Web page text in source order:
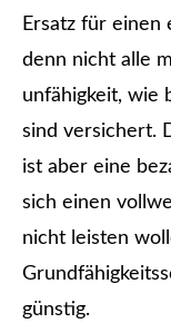
Ersatz für einen
denn nicht alle
unfähig­keit, wie
sind versichert.
ist aber eine
sich einen
nicht leisten
günstig.